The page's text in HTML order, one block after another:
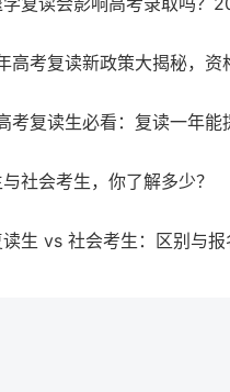
社会考生，你了解多少？